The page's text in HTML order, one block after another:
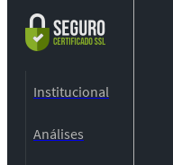
Institucional
Análises